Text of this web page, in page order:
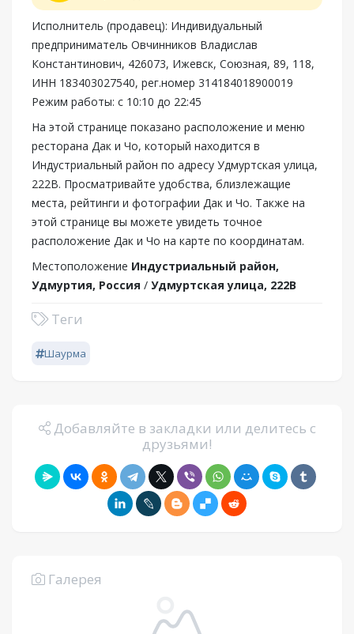
Исполнитель (продавец): Индивидуальный
предприниматель Овчинников Владислав
Константинович, 426073, Ижевск, Союзная, 89, 118,
ИНН 183403027540, рег.номер 314184018900019
Режим работы: с 10:10 до 22:45
На этой странице показано расположение и меню
ресторана Дак и Чо, который находится в
Индустриальный район по адресу Удмуртская улица,
222В. Просматривайте удобства, близлежащие
места, рейтинги и фотографии Дак и Чо. Также на
этой странице вы можете увидеть точное
расположение Дак и Чо на карте по координатам.
Местоположение Индустриальный район,
Удмуртия, Россия / Удмуртская улица, 222В
Теги
Шаурма
Добавляйте в закладки или делитесь с
друзьями!
Галерея